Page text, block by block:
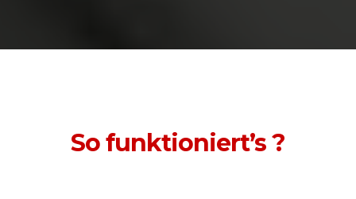
So funktioniert’s ?